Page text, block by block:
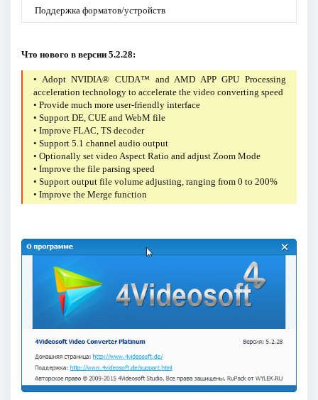
Поддержка форматов/устройств
Что нового в версии 5.2.28:
• Adopt NVIDIA® CUDA™ and AMD APP GPU Processing
acceleration technology to accelerate the video converting speed
• Provide much more user-friendly interface
• Support DE, CUE and WebM file
• Improve FLAC, TS decoder
• Support 5.1 channel audio output
• Optionally set video Aspect Ratio and adjust Zoom Mode
• Improve the file parsing speed
• Support output file volume adjusting, ranging from 0 to 200%
• Improve the Merge function